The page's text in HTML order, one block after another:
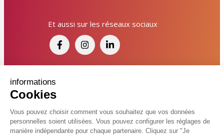
informations
Cookies
Vous pouvez choisir comment vous souhaitez que vos données
personnelles soient utilisées. Vous pouvez configurer les réglages de
manière indépendante pour chaque partenaire. Cliquez sur "Je
Et aussi sur les réseaux sociaux
Financé par France Relance et par l'Union
Européenne
© 2026 Ville de Kingersheim
Poser une question ? Participer ?
Cliquez ici pour interagir avec les services de votre
ville !
Participer, s’engager